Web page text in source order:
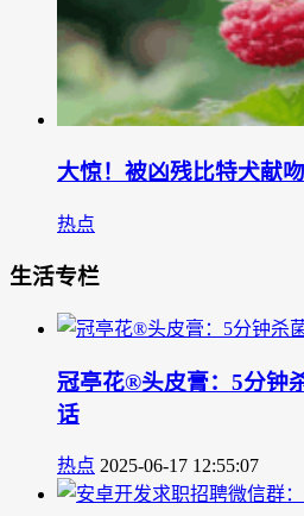
大惊！被凶残比特犬献
热点
生活专栏
冠亭花®头皮膏：5分钟
话
热点 2025-06-17 12:55:07